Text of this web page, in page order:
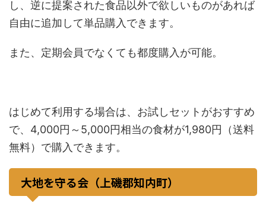
し、逆に提案された食品以外で欲しいものがあれば
自由に追加して単品購入できます。
また、定期会員でなくても都度購入が可能。
はじめて利用する場合は、お試しセットがおすすめ
で、4,000円～5,000円相当の食材が1,980円（送料
無料）で購入できます。
大地を守る会（上磯郡知内町）